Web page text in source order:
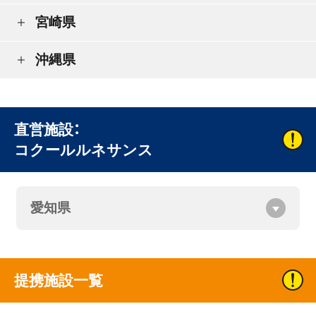
宮崎県
沖縄県
直営施設：
コクールルネサンス
愛知県
提携施設一覧